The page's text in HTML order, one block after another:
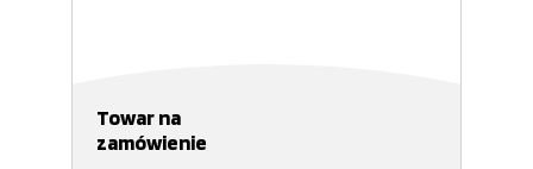
Towar na
zamówienie